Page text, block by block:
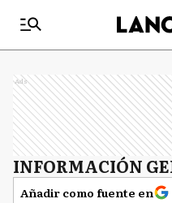
Ads
INFORMACIÓN
Añadir como fuente en